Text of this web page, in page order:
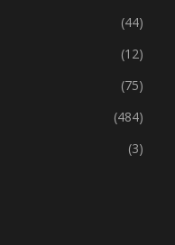
(44)
(12)
(75)
(484)
(3)